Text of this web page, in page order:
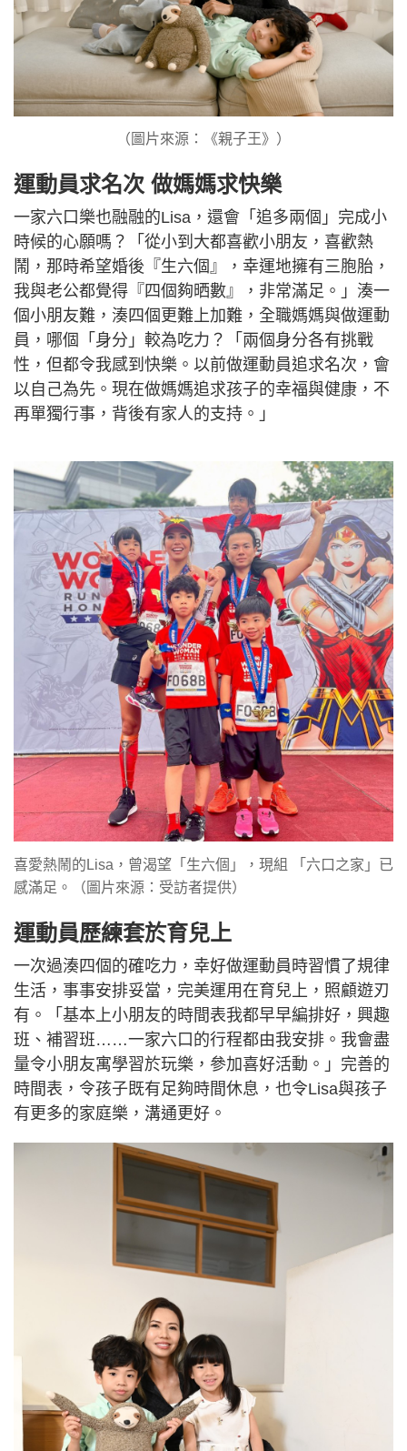
（圖片來源：《親子王》）
運動員求名次 做媽媽求快樂
一家六口樂也融融的Lisa，還會「追多兩個」完成小
時候的心願嗎？「從小到大都喜歡小朋友，喜歡熱
鬧，那時希望婚後『生六個』，幸運地擁有三胞胎，
我與老公都覺得『四個夠晒數』，非常滿足。」湊一
個小朋友難，湊四個更難上加難，全職媽媽與做運動
員，哪個「身分」較為吃力？「兩個身分各有挑戰
性，但都令我感到快樂。以前做運動員追求名次，會
以自己為先。現在做媽媽追求孩子的幸福與健康，不
再單獨行事，背後有家人的支持。」
喜愛熱鬧的Lisa，曾渴望「生六個」，現組 「六口之家」已
感滿足。（圖片來源：受訪者提供）
運動員歷練套於育兒上
一次過湊四個的確吃力，幸好做運動員時習慣了規律
生活，事事安排妥當，完美運用在育兒上，照顧遊刃
有。「基本上小朋友的時間表我都早早編排好，興趣
班、補習班……一家六口的行程都由我安排。我會盡
量令小朋友寓學習於玩樂，參加喜好活動。」完善的
時間表，令孩子既有足夠時間休息，也令Lisa與孩子
有更多的家庭樂，溝通更好。